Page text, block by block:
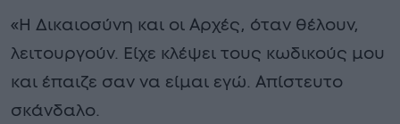
«Η Δικαιοσύνη και οι Αρχές, όταν θέλουν,
λειτουργούν. Είχε κλέψει τους κωδικούς μου
και έπαιζε σαν να είμαι εγώ. Απίστευτο
σκάνδαλο.